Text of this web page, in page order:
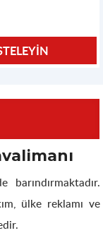
ülke reklamı ve